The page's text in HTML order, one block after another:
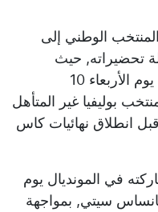
الوطني إلى
تحضيراته, حيث
سيخوض آخر مباراة ودية له هناك يوم الأربعاء 10
بوليفيا غير المتأهل
انطلاق نهائيات كاس
في المونديال يوم
كانساس سيتي, بمواجهة